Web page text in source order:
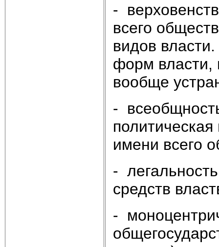
-
всего
видов
форм власти,
вообще
-
имени всего
-
средств
-